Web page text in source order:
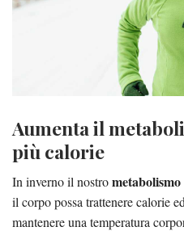
Aumenta il
più calorie
In inverno il nostro
il corpo possa trattenere calorie
mantenere una temperatura